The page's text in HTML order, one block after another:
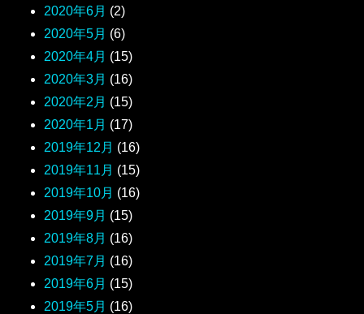
2020年6月 (2)
2020年5月 (6)
2020年4月 (15)
2020年3月 (16)
2020年2月 (15)
2020年1月 (17)
2019年12月 (16)
2019年11月 (15)
2019年10月 (16)
2019年9月 (15)
2019年8月 (16)
2019年7月 (16)
2019年6月 (15)
2019年5月 (16)